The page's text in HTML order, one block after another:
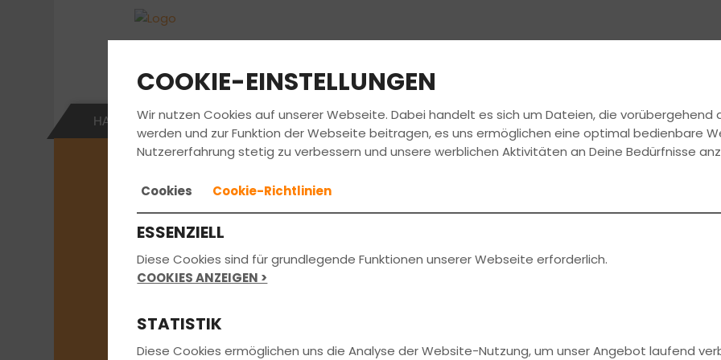
НА РУССКОМ SPECIAL FAHRSCHULE FÜHRERSCHEIN AKTUELLES JOBS
Du bist Fahrlehrer?
Wir suchen Dich!
Bewirb dich jetzt
COOKIE-EINSTELLUNGEN
Wir nutzen Cookies auf unserer Webseite. Dabei handelt es sich um Dateien, die
werden und zur Funktion der Webseite beitragen, es uns ermöglichen eine optimal bedienbare
Nutzererfahrung stetig zu verbessern und unsere werblichen Aktivitäten an Deine Bedürfnisse
Cookies Cookie-Richtlinien
ESSENZIELL
Diese Cookies sind für grundlegende Funktionen unserer Webseite erforderlich.
COOKIES ANZEIGEN >
STATISTIK
Diese Cookies ermöglichen uns die Analyse der Website-Nutzung, um unser Angebot laufend